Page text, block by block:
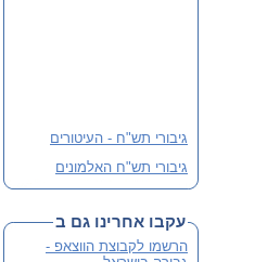
גיבורי תש"ח - העיטורים
גיבורי תש"ח האלמונים
שתי מהדורות קודמות אזלו
והנוכחית מורחבת
עקבו אחרינו גם ב
הרשמו לקבוצת הווצאפ -